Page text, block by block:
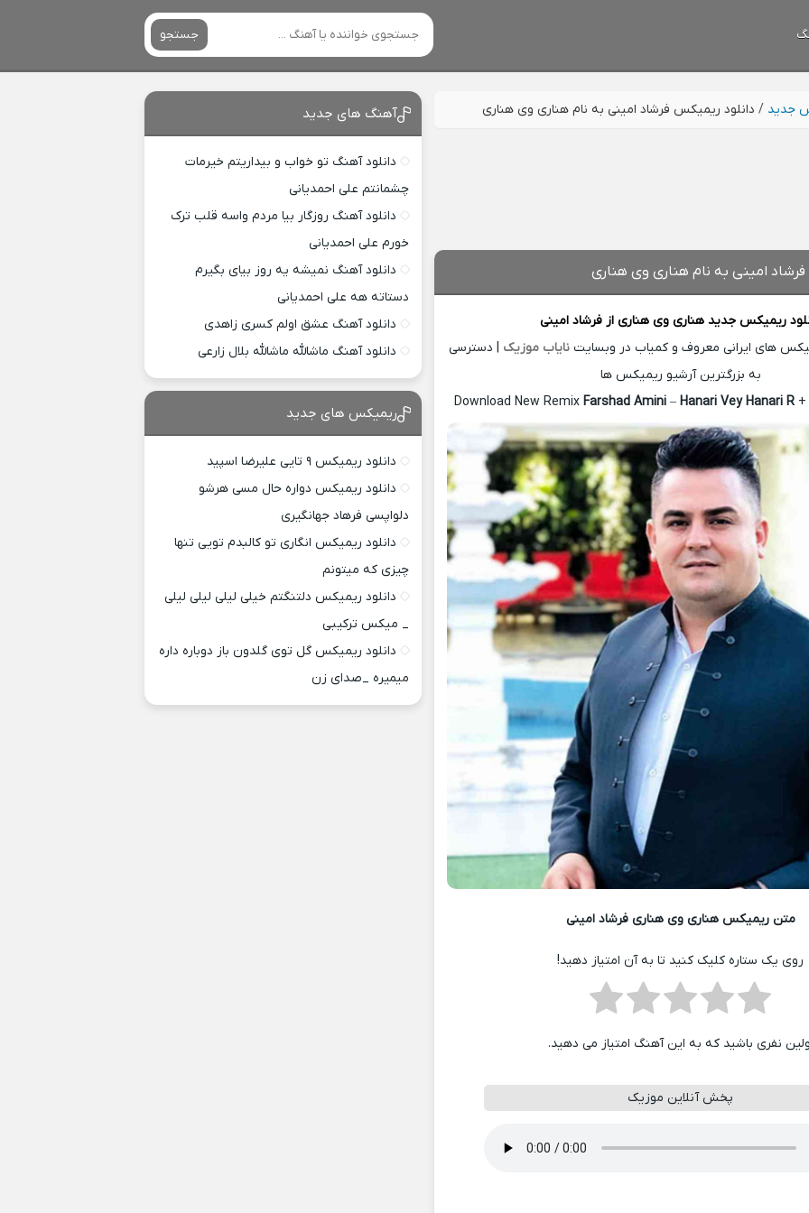
جستجو
جدید / دانلود ریمیکس فرشاد امینی به نام هناری وی هناری
امینی به نام هناری وی هناری
ریمیکس جدیدهناری وی هناری از فرشاد امینی
های ایرانی معروف و کمیاب در وبسایت نایاب موزیک | دسترسی
به بزرگترین آرشیو ریمیکس ها
Download New Remix Farshad Amini– Hanari Vey Hanari R+
متن ریمیکس هناری وی هناری فرشاد امینی
روی یک ستاره کلیک کنید تا به آن امتیاز دهید!
نفری باشید که به این آهنگ امتیاز می دهید.
پخش آنلاین موزیک
آهنگ های جدید
دانلود آهنگ تو خواب و بیداریتم خیرمات
چشمانتم علی احمدیانی
دانلود آهنگ روزگار بیا مردم واسه قلب ترک
خورم علی احمدیانی
دانلود آهنگ نمیشه یه روز بیای بگیرم
دستاته هه علی احمدیانی
دانلود آهنگ عشق اولم کسری زاهدی
دانلود آهنگ ماشالله ماشالله بلال زارعی
ریمیکس های جدید
دانلود ریمیکس ۹ تایی علیرضا اسپید
دانلود ریمیکس دواره حال مسی هرشو
دلواپسی فرهاد جهانگیری
دانلود ریمیکس انگاری تو کالبدم تویی تنها
چیزی که میتونم
دانلود ریمیکس دلتنگتم خیلی لیلی لیلی لیلی
_ میکس ترکیبی
دانلود ریمیکس گل توی گلدون باز دوباره داره
میمیره _صدای زن